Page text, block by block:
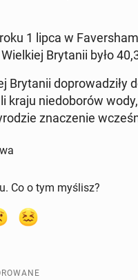
1 lipca w
Bry­ta­nii było
Bry­ta­nii
kraju nie­do­bo­rów
zna­cze­nie
Co o tym myślisz?